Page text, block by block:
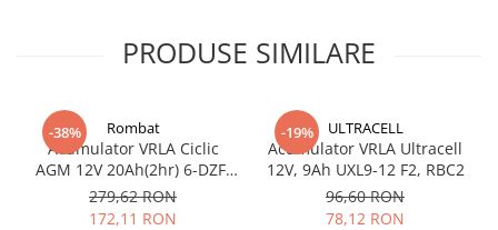
Marine & Caravan
Pachete acumulatori VRLA
Sisteme de management (BMS)
Redresoare, incarcatoare si testere
PRODUSE SIMILARE
-38% Rombat
Acumulator VRLA Ciclic
AGM 12V 20Ah(2hr) 6-DZF-
20 / 6-DZM-20 pentru
biciclete electrice
279,62 RON
172,11 RON
-19% ULTRACELL
Acumulator VRLA Ultracell
12V, 9Ah UXL9-12 F2, RBC2
96,60 RON
78,12 RON